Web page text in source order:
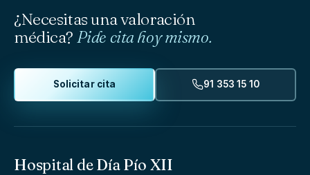
¿Necesitas una valoración
médica? Pide cita hoy mismo.
Solicitar cita 91 353 15 10
Hospital de Día Pío XII